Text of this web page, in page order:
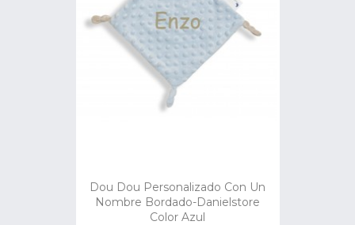
Dou Dou Personalizado Con Un
Nombre Bordado-Danielstore
Color Azul